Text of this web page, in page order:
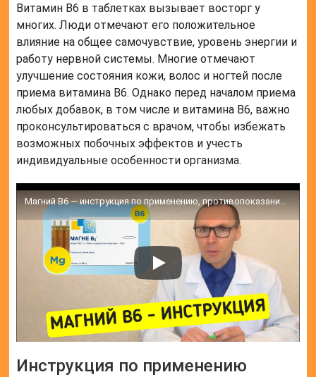
Витамин B6 в таблетках вызывает восторг у
многих. Люди отмечают его положительное
влияние на общее самочувствие, уровень энергии и
работу нервной системы. Многие отмечают
улучшение состояния кожи, волос и ногтей после
приема витамина B6. Однако перед началом приема
любых добавок, в том числе и витамина B6, важно
проконсультироваться с врачом, чтобы избежать
возможных побочных эффектов и учесть
индивидуальные особенности организма.
Магний В6 — инструкция по применению, противопоказание, особенности лечение
Инструкция по применению